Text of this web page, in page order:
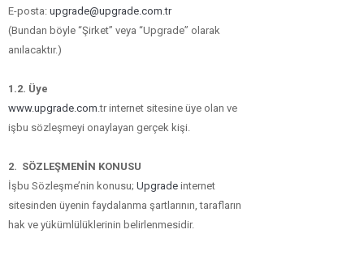
E-posta: upgrade@upgrade.com.tr
(Bundan böyle “Şirket” veya “Upgrade” olarak
anılacaktır.)
1.2. Üye
www.upgrade.com.tr internet sitesine üye olan ve
işbu sözleşmeyi onaylayan gerçek kişi.
2. SÖZLEŞMENİN KONUSU
İşbu Sözleşme’nin konusu; Upgrade internet
sitesinden üyenin faydalanma şartlarının, tarafların
hak ve yükümlülüklerinin belirlenmesidir.